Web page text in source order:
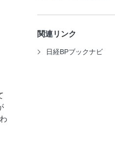
関連リンク
日経BPブックナビ